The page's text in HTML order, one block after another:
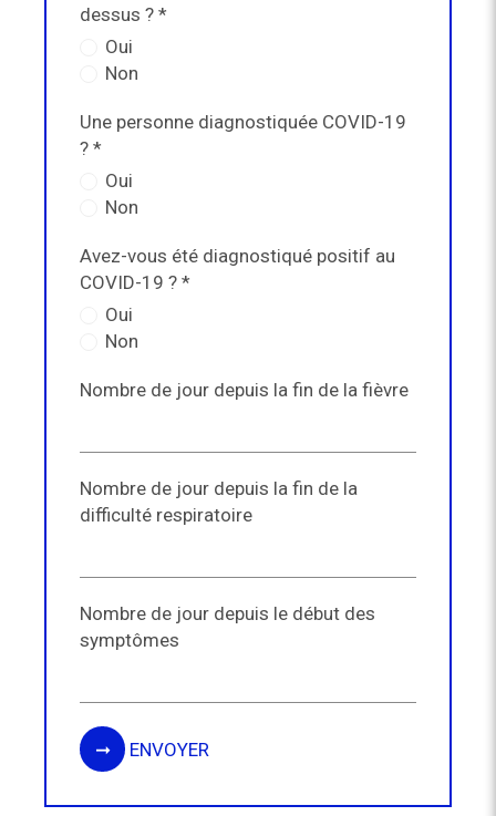
dessus ? *
Oui
Non
Une personne diagnostiquée COVID-19
? *
Oui
Non
Avez-vous été diagnostiqué positif au
COVID-19 ? *
Oui
Non
Nombre de jour depuis la fin de la fièvre
Nombre de jour depuis la fin de la
difficulté respiratoire
Nombre de jour depuis le début des
symptômes
ENVOYER